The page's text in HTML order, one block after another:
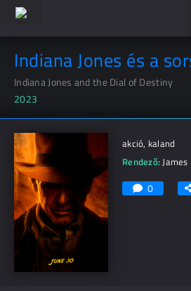
Indiana Jones és a
Indiana Jones and the Dial of Destiny
2023
akció, kaland
Rendező:
0